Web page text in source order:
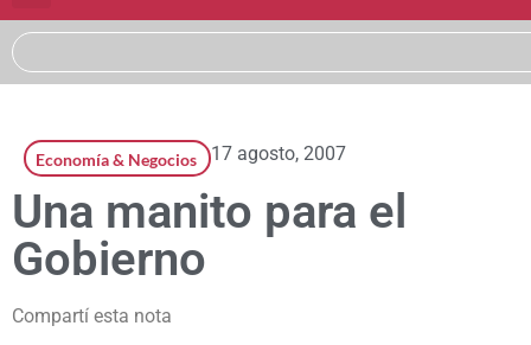
Economía & Negocios 17 agosto, 2007
Una manito para el
Gobierno
Compartí esta nota